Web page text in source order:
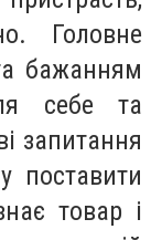
Головне
бажанням
себе та
запитання
поставити
товар і